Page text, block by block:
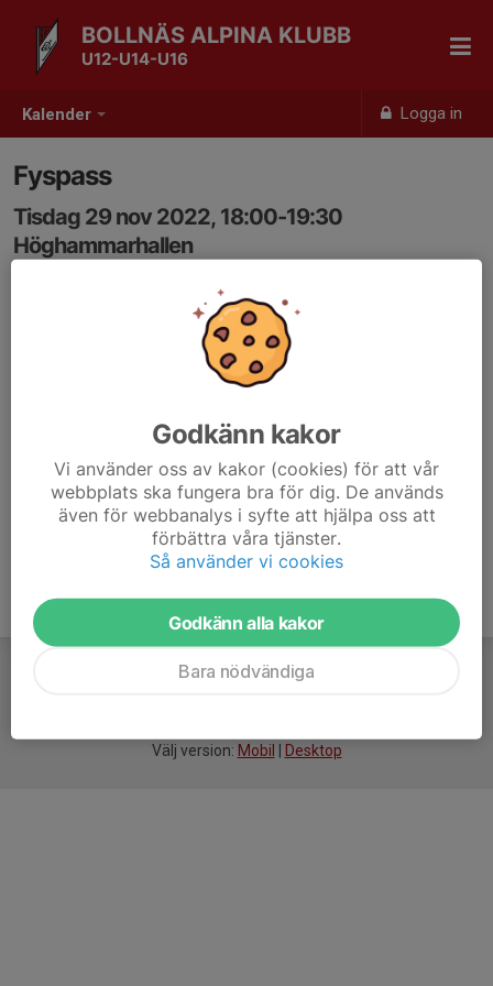
Kalender Logga in
BOLLNÄS ALPINA KLUBB
U12-U14-U16
Fyspass
Tisdag 29 nov 2022, 18:00-19:30
Höghammarhallen
Välj version: Mobil Desktop
Godkänn kakor
Vi använder oss av kakor (cookies) för att vår
webbplats ska fungera bra för dig. De används
även för webbanalys i syfte att hjälpa oss att
förbättra våra tjänster.
Så använder vi cookies
Godkänn alla kakor
Bara nödvändiga